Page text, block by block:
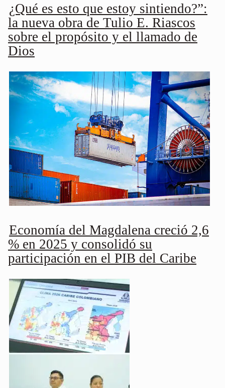
¿Qué es esto que estoy sintiendo?”:
la nueva obra de Tulio E. Riascos
sobre el propósito y el llamado de
Dios
Economía del Magdalena creció 2,6
% en 2025 y consolidó su
participación en el PIB del Caribe